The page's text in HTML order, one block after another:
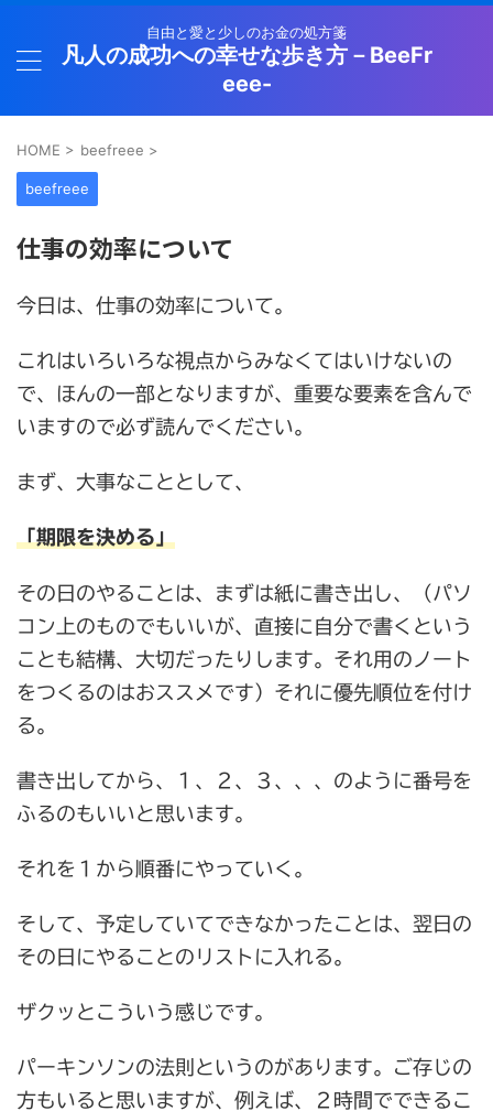
自由と愛と少しのお金の処方箋
凡人の成功への幸せな歩き方－BeeFr
eee-
HOME > beefreee >
beefreee
仕事の効率について
今日は、仕事の効率について。
これはいろいろな視点からみなくてはいけないの
で、ほんの一部となりますが、重要な要素を含んで
いますので必ず読んでください。
まず、大事なこととして、
「期限を決める」
その日のやることは、まずは紙に書き出し、（パソ
コン上のものでもいいが、直接に自分で書くという
ことも結構、大切だったりします。それ用のノート
をつくるのはおススメです）それに優先順位を付け
る。
書き出してから、１、２、３、、、のように番号を
ふるのもいいと思います。
それを１から順番にやっていく。
そして、予定していてできなかったことは、翌日の
その日にやることのリストに入れる。
ザクッとこういう感じです。
パーキンソンの法則というのがあります。ご存じの
方もいると思いますが、例えば、２時間でできるこ